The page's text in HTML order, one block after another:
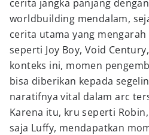
cerita jangka panjang
worldbuilding mendalam,
cerita utama yang
seperti Joy Boy, Void
konteks ini, momen
bisa diberikan kepada
naratifnya vital dalam arc
Karena itu, kru seperti
saja Luffy, mendapatkan